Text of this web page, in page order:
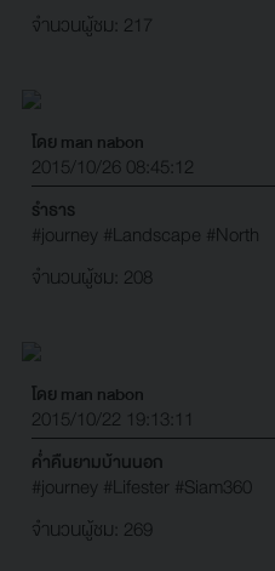
จำนวนผู้ชม: 217
โดย man nabon
2015/10/26 08:45:12
รำธาร
#journey #Landscape #North
จำนวนผู้ชม: 208
โดย man nabon
2015/10/22 19:13:11
ค่ำคืนยามบ้านนอก
#journey #Lifester #Siam360
จำนวนผู้ชม: 269